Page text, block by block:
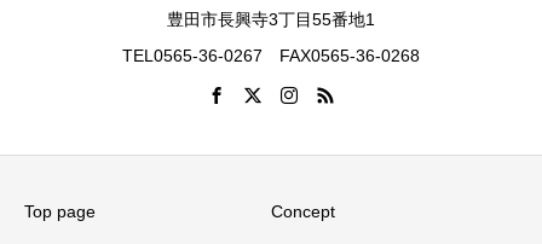
豊田市長興寺3丁目55番地1
TEL0565-36-0267 FAX0565-36-0268
Top page Concept